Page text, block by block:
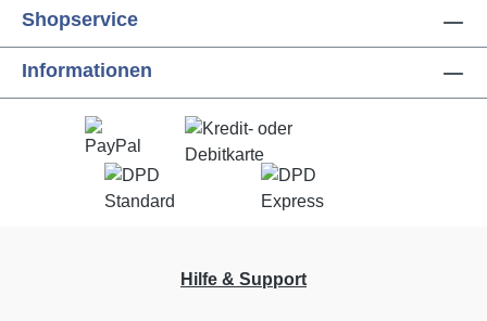
Shopservice
Informationen
Hilfe & Support